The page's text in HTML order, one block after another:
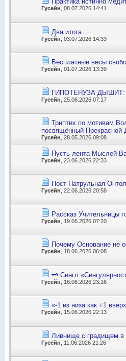
Гусейн , 08.07.2026 14:41
Два итога
Гусейн , 03.07.2026 14:33
Бесплатные весы
Гусейн , 01.07.2026 13:39
ГИПОТЕНУЗА ДЫШИТ:
Гусейн , 25.06.2026 07:17
Триптих по мотивам
посвящённый Прекрасной
Гусейн , 28.05.2026 09:08
Пусть лента Мыслей
Гусейн , 23.06.2026 22:33
Пост Патрульная
Гусейн , 22.06.2026 20:58
Рассказ Учительницы
Гусейн , 19.06.2026 07:20
Почему Основание не
Гусейн , 18.06.2026 06:08
🗝️ Сингл
Гусейн , 16.06.2026 23:16
«-1 из низа как +1
Гусейн , 15.06.2026 22:13
Ливнище с градищем в
Гусейн , 11.06.2026 21:26